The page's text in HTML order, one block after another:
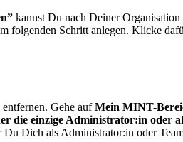
kannst Du nach Deiner
folgenden Schritt anlegen. Klicke
entfernen. Gehe aufMein MINT-
die einzige Administrator:in oder
Dich als Administrator:in oder